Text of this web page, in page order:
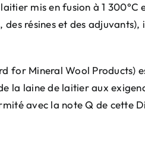
mis en fusion à 1
résines et des
for Mineral Wool Products)
la laine de laitier aux
avec la note Q de cette